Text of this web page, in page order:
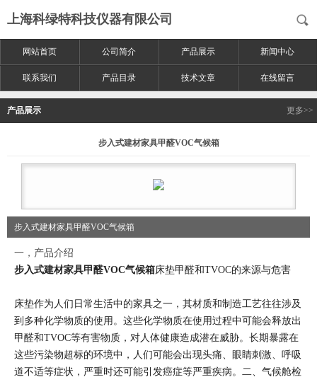
上海科绿特科技仪器有限公司
网站首页 公司简介 产品展示 新闻中心
联系我们 产品目录 技术文章 在线留言
产品展示 更多>>
步入式建材家具甲醛VOC气候箱
步入式建材家具甲醛VOC气候箱
一，产品介绍
步入式建材家具甲醛VOC气候箱 床垫甲醛和TVOC的来源与危害
床垫作为人们日常生活中的家具之一，其材质和制造工艺往往涉及
到多种化学物质的使用。这些化学物质在使用过程中可能会释放出
甲醛和TVOC等有害物质，对人体健康造成潜在威胁。长期暴露在
这些污染物超标的环境中，人们可能会出现头痛、眼睛刺激、呼吸
道不适等症状，严重时还可能引发癌症等严重疾病。二、气候舱检